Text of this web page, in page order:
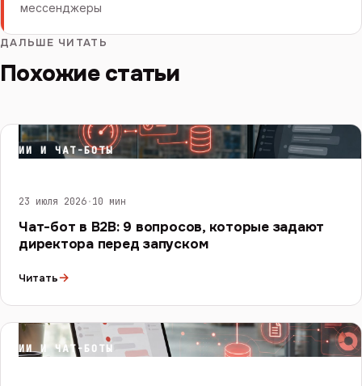
мессенджеры
ДАЛЬШЕ ЧИТАТЬ
Похожие статьи
ИИ И ЧАТ-БОТЫ
23 июля 2026·10 мин
Чат-бот в B2B: 9 вопросов, которые задают
директора перед запуском
Читать→
ИИ И ЧАТ-БОТЫ